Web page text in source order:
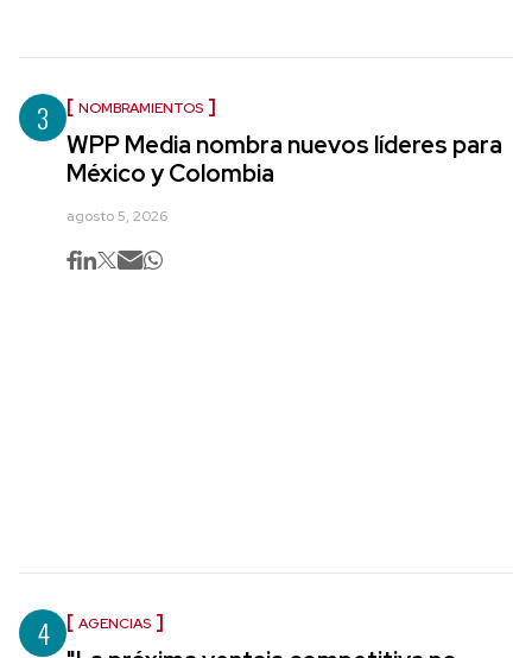
3 NOMBRAMIENTOS
WPP Media nombra nuevos líderes para
México y Colombia
agosto 5, 2026
4 AGENCIAS